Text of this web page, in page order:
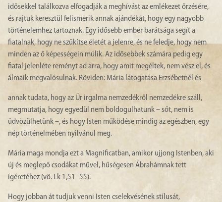
idősekkel találkozva elfogadják a meghívást az emlékezet őrzésére,
és rajtuk keresztül felismerik annak ajándékát, hogy egy nagyobb
történelemhez tartoznak. Egy idősebb ember barátsága segít a
fiatalnak, hogy ne szűkítse életét a jelenre, és ne feledje, hogy nem
minden az ő képességein múlik. Az idősebbek számára pedig egy
fiatal jelenléte reményt ad arra, hogy amit megéltek, nem vész el, és
álmaik megvalósulnak. Röviden: Mária látogatása Erzsébetnél és
annak tudata, hogy az Úr irgalma nemzedékről nemzedékre száll,
megmutatja, hogy egyedül nem boldogulhatunk – sőt, nem is
üdvözülhetünk –, és hogy Isten működése mindig az egészben, egy
nép történelmében nyilvánul meg.
Mária maga mondja ezt a Magnificatban, amikor ujjong Istenben, aki
új és meglepő csodákat művel, hűségesen Ábrahámnak tett
ígéretéhez (vö. Lk 1,51–55).
Hogy jobban át tudjuk venni Isten cselekvésének stílusát,